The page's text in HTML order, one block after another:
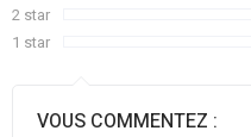
2 star
1 star
VOUS COMMENTEZ :